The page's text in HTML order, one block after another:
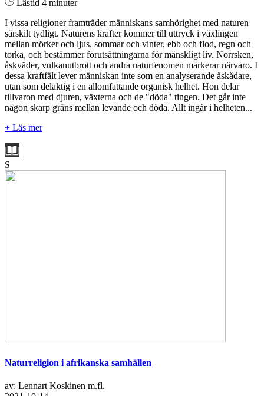
Lästid 4 minuter
I vissa religioner framträder människans samhörighet med naturen
särskilt tydligt. Naturens krafter kommer till uttryck i växlingen
mellan mörker och ljus, sommar och vinter, ebb och flod, regn och
torka, och bestämmer förutsättningarna för mänskligt liv. Norrsken,
åskväder, vulkanutbrott och andra naturfenomen markerar närvaro. I
dessa kraftfält lever människan inte som en analyserande åskådare,
utan som delaktig i en allomfattande organisk helhet. Hon delar
tillvaron med djuren, växterna och de "döda" tingen. Det går inte
någon skarp gräns mellan levande och döda. Allt ingår i helheten...
+ Läs mer
S
Naturreligion i afrikanska samhällen
av: Lennart Koskinen m.fl.